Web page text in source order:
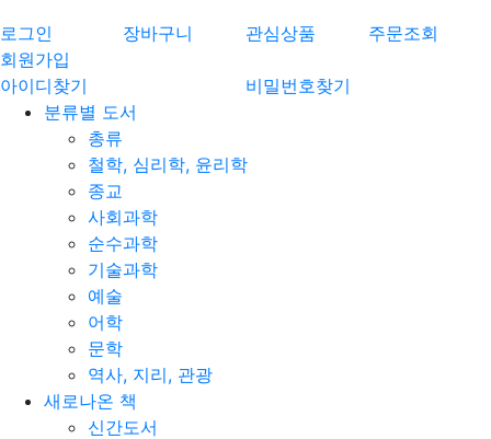
로그인 장바구니 관심상품
주문조회
회원가입
아이디찾기
비밀번호찾기
분류별 도서
총류
철학, 심리학, 윤리학
종교
사회과학
순수과학
기술과학
예술
어학
문학
역사, 지리, 관광
새로나온 책
신간도서